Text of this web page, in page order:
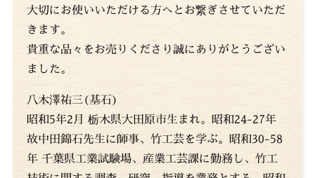
大切にお使いいただける方へとお繋ぎさせていただ
きます。
貴重な品々をお売りくださり誠にありがとうござい
ました。
八木澤祐三(基石)
昭和5年2月 栃木県大田原市生まれ。昭和24-27年
故中田錦石先生に師事、竹工芸を学ぶ。昭和30-58
年 千葉県工業試験場、産業工芸課に勤務し、竹工